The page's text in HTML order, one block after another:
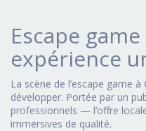
Escape
expérience
La scène de l’escape game
développer. Portée par un
professionnels — l’offre
immersives de qualité.